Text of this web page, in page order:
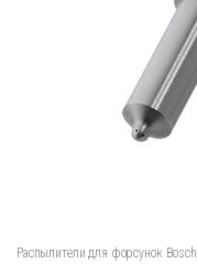
Распылители для форсунок Bosch